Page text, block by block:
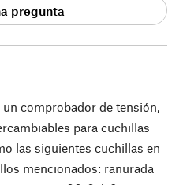
comprobador de tensión,
para cuchillas
las siguientes cuchillas en
mencionados: ranurada
pregunta